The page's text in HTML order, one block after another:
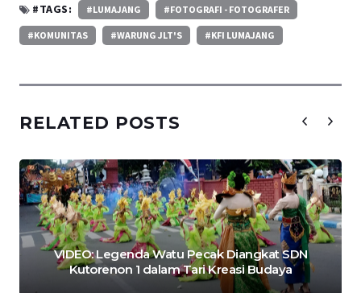
#TAGS: #LUMAJANG #FOTOGRAFI - FOTOGRAFER
#KOMUNITAS #WARUNG JLT'S #KFI LUMAJANG
RELATED POSTS
VIDEO: Legenda Watu Pecak Diangkat SDN
Kutorenon 1 dalam Tari Kreasi Budaya